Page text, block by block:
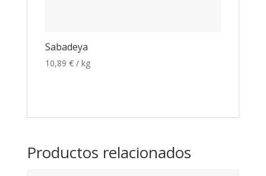
Sabadeya
10,89 € / kg
Productos relacionados